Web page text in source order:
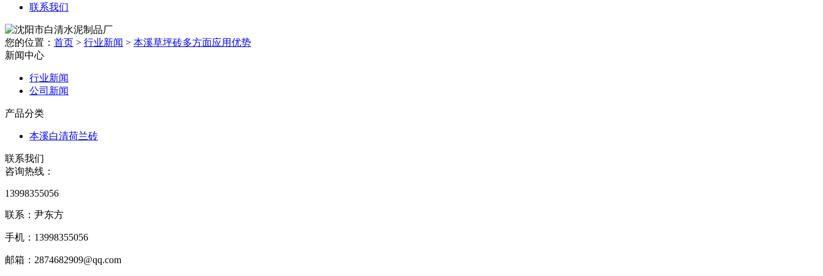
联系我们
您的位置： 首页 > 行业新闻 > 本溪草坪砖多方面应用优势
新闻中心
行业新闻
公司新闻
产品分类
本溪白清荷兰砖
联系我们
咨询热线：
13998355056
联系：尹东方
手机：13998355056
邮箱：2874682909@qq.com